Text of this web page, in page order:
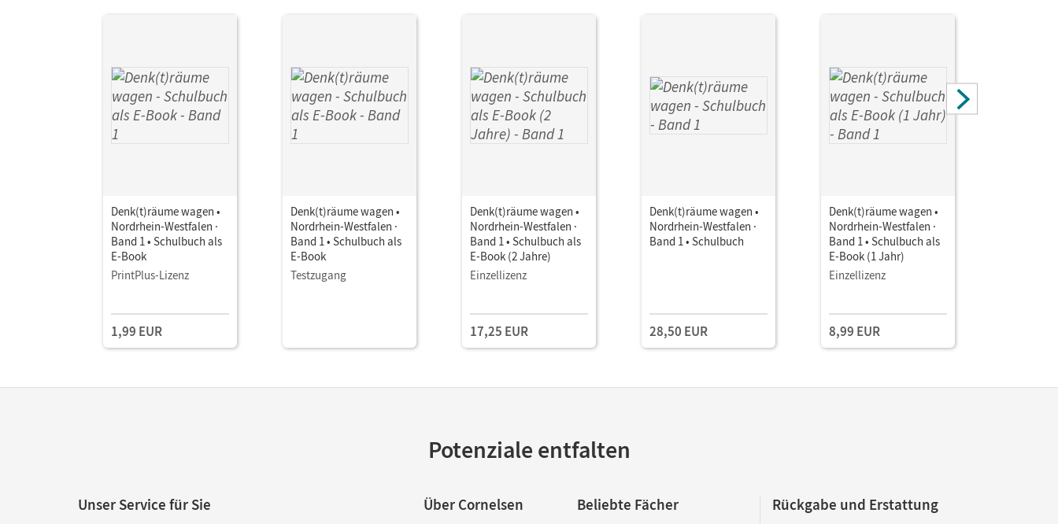
Denk(t)räume wagen •
Nordrhein-Westfalen ·
Band 1 • Schulbuch als
E-Book
PrintPlus-Lizenz
1,99 EUR
Denk(t)räume wagen •
Nordrhein-Westfalen ·
Band 1 • Schulbuch als
E-Book
Testzugang
Denk(t)räume wagen •
Nordrhein-Westfalen ·
Band 1 • Schulbuch als
E-Book (2 Jahre)
Einzellizenz
17,25 EUR
Denk(t)räume wagen •
Nordrhein-Westfalen ·
Band 1 • Schulbuch
28,50 EUR
Denk(t)räume wagen •
Nordrhein-Westfalen ·
Band 1 • Schulbuch als
E-Book (1 Jahr)
Einzellizenz
8,99 EUR
Potenziale entfalten
Unser Service für Sie Über Cornelsen Beliebte Fächer Rückgabe und Erstattung